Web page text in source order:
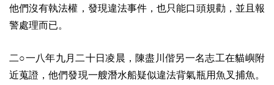
他們沒有執法權，發現違法事件，也只能口頭規勸，並且報
警處理而已。
二○一八年九月二十日凌晨，陳盡川偕另一名志工在貓嶼附
近蒐證，他們發現一艘潛水船疑似違法背氣瓶用魚叉捕魚。